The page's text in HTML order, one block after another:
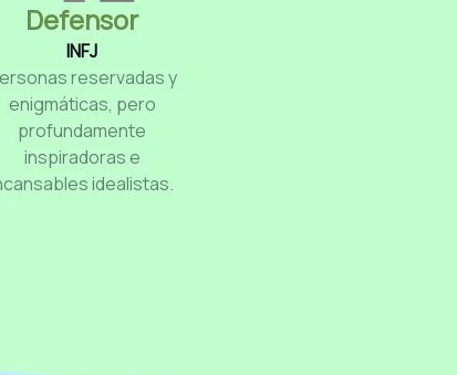
Defensor
INFJ
reservadas y
enigmáticas, pero
profundamente
inspiradoras e
idealistas.